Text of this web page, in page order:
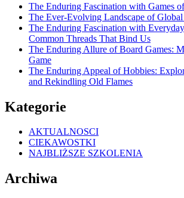
The Enduring Fascination with Games
The Ever-Evolving Landscape of Global
The Enduring Fascination with
Common Threads That Bind Us
The Enduring Allure of Board Games:
Game
The Enduring Appeal of Hobbies:
and Rekindling Old Flames
Kategorie
AKTUALNOSCI
CIEKAWOSTKI
NAJBLIŻSZE SZKOLENIA
Archiwa